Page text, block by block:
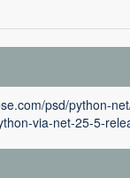
psd/python-
via-net-25-5-